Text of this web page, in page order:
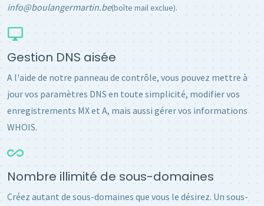
info@boulangermartin.be(boîte mail exclue).
Gestion DNS aisée
A l'aide de notre panneau de contrôle, vous pouvez mettre à
jour vos paramètres DNS en toute simplicité, modifier vos
enregistrements MX et A, mais aussi gérer vos informations
WHOIS.
Nombre illimité de sous-domaines
Créez autant de sous-domaines que vous le désirez. Un sous-